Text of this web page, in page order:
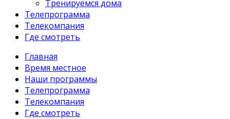
Тренируемся дома
Телепрограмма
Телекомпания
Где смотреть
Главная
Время местное
Наши программы
Телепрограмма
Телекомпания
Где смотреть